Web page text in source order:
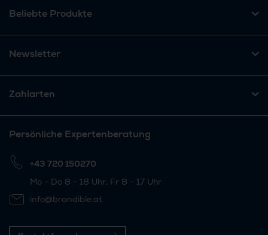
Beliebte Produkte
Newsletter
Zahlarten
Persönliche Expertenberatung
+43 720 150270
Mo - Do 8 - 18 Uhr, Fr 8 - 17 Uhr
info@brandible.at